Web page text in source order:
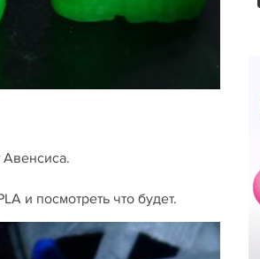
и посмотреть что будет.